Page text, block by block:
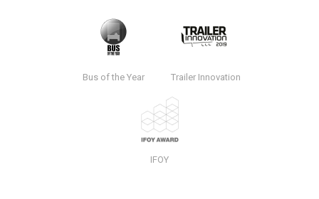
Bus of the Year Trailer Innovation
IFOY